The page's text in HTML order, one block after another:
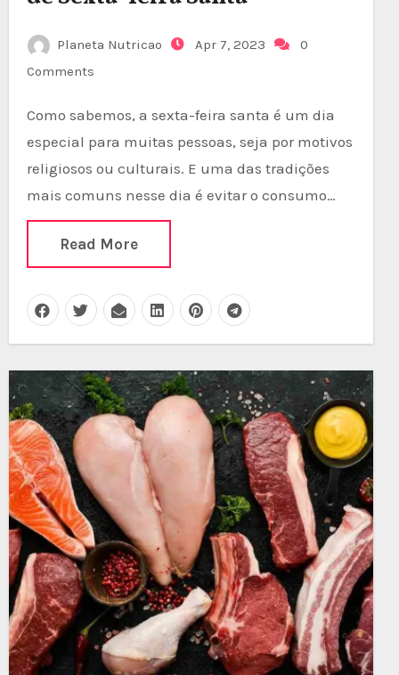
Planeta Nutricao Apr 7, 2023
0
Comments
Como sabemos, a sexta-feira santa é um dia
especial para muitas pessoas, seja por motivos
religiosos ou culturais. E uma das tradições
mais comuns nesse dia é evitar o consumo…
Read More